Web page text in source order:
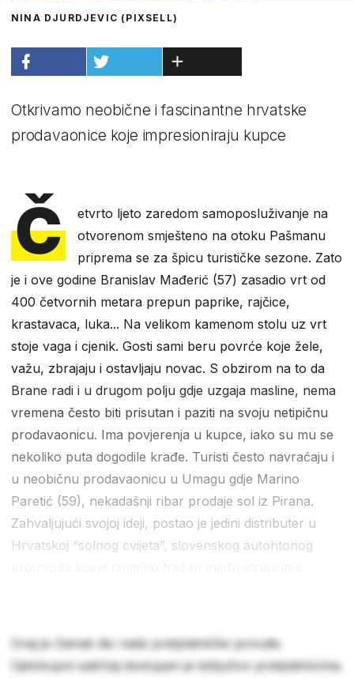
NINA DJURDJEVIC (PIXSELL)
Otkrivamo neobične i fascinantne hrvatske
prodavaonice koje impresioniraju kupce
Č
etvrto ljeto zaredom samoposluživanje na
otvorenom smješteno na otoku Pašmanu
priprema se za špicu turističke sezone. Zato
je i ove godine Branislav Mađerić (57) zasadio vrt od
400 četvornih metara prepun paprike, rajčice,
krastavaca, luka... Na velikom kamenom stolu uz vrt
stoje vaga i cjenik. Gosti sami beru povrće koje žele,
važu, zbrajaju i ostavljaju novac. S obzirom na to da
Brane radi i u drugom polju gdje uzgaja masline, nema
vremena često biti prisutan i paziti na svoju netipičnu
prodavaonicu. Ima povjerenja u kupce, iako su mu se
nekoliko puta dogodile krađe. Turisti često navraćaju i
u neobičnu prodavaonicu u Umagu gdje Marino
Paretić (59), nekadašnji ribar prodaje sol iz Pirana.
Zahvaljujući svojoj ideji, postao je jedini distributer u
Hrvatskoj “solnog cvijeta”, slovenskog autohtonog
Ovaj je članak dio naše pretplatničke ponude.
Cjelokupni sadržaj dostupan je isključivo pretplatnicima.